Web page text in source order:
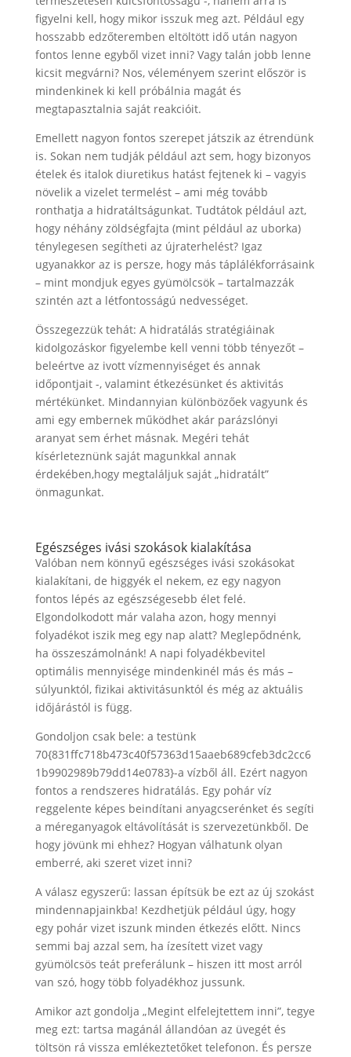
figyelni kell, hogy mikor isszuk meg azt. Például egy
hosszabb edzőteremben eltöltött idő után nagyon
fontos lenne egyből vizet inni? Vagy talán jobb lenne
kicsit megvárni? Nos, véleményem szerint először is
mindenkinek ki kell próbálnia magát és
megtapasztalnia saját reakcióit.
Emellett nagyon fontos szerepet játszik az étrendünk
is. Sokan nem tudják például azt sem, hogy bizonyos
ételek és italok diuretikus hatást fejtenek ki – vagyis
növelik a vizelet termelést – ami még tovább
ronthatja a hidratáltságunkat. Tudtátok például azt,
hogy néhány zöldségfajta (mint például az uborka)
ténylegesen segítheti az újraterhelést? Igaz
ugyanakkor az is persze, hogy más táplálékforrásaink
– mint mondjuk egyes gyümölcsök – tartalmazzák
szintén azt a létfontosságú nedvességet.
Összegezzük tehát: A hidratálás stratégiáinak
kidolgozáskor figyelembe kell venni több tényezőt –
beleértve az ivott vízmennyiséget és annak
időpontjait -, valamint étkezésünket és aktivitás
mértékünket. Mindannyian különbözőek vagyunk és
ami egy embernek működhet akár parázslónyi
aranyat sem érhet másnak. Megéri tehát
kísérleteznünk saját magunkkal annak
érdekében,hogy megtaláljuk saját „hidratált”
önmagunkat.
Egészséges ivási szokások kialakítása
Valóban nem könnyű egészséges ivási szokásokat
kialakítani, de higgyék el nekem, ez egy nagyon
fontos lépés az egészségesebb élet felé.
Elgondolkodott már valaha azon, hogy mennyi
folyadékot iszik meg egy nap alatt? Meglepődnénk,
ha összeszámolnánk! A napi folyadékbevitel
optimális mennyisége mindenkinél más és más –
súlyunktól, fizikai aktivitásunktól és még az aktuális
időjárástól is függ.
Gondoljon csak bele: a testünk
70{831ffc718b473c40f57363d15aaeb689cfeb3dc2cc6
1b9902989b79dd14e0783}-a vízből áll. Ezért nagyon
fontos a rendszeres hidratálás. Egy pohár víz
reggelente képes beindítani anyagcserénket és segíti
a méreganyagok eltávolítását is szervezetünkből. De
hogy jövünk mi ehhez? Hogyan válhatunk olyan
emberré, aki szeret vizet inni?
A válasz egyszerű: lassan építsük be ezt az új szokást
mindennapjainkba! Kezdhetjük például úgy, hogy
egy pohár vizet iszunk minden étkezés előtt. Nincs
semmi baj azzal sem, ha ízesített vizet vagy
gyümölcsös teát preferálunk – hiszen itt most arról
van szó, hogy több folyadékhoz jussunk.
Amikor azt gondolja „Megint elfelejtettem inni”, tegye
meg ezt: tartsa magánál állandóan az üvegét és
töltsön rá vissza emlékeztetőket telefonon. És persze